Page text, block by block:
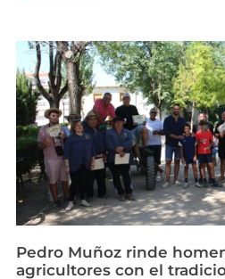
Pedro Muñoz rinde
agricultores con el